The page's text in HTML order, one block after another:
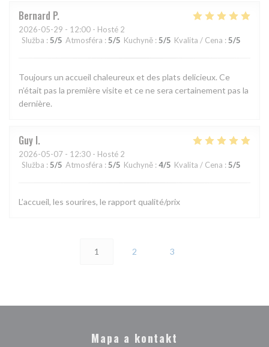
Bernard P
2026-05-29 - 12:00 - Hosté 2
Služba : 5/5 Atmosféra : 5/5 Kuchyně : 5/5 Kvalita / Cena : 5/5
Toujours un accueil chaleureux et des plats delicieux. Ce
n’était pas la première visite et ce ne sera certainement pas la
dernière.
Guy I
2026-05-07 - 12:30 - Hosté 2
Služba : 5/5 Atmosféra : 5/5 Kuchyně : 4/5 Kvalita / Cena : 5/5
L’accueil, les sourires, le rapport qualité/prix
1 2 3
Mapa a kontakt